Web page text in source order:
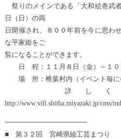
祭りのメインである「大和絵巻武
日（日）の両
日開催され、８００年前を今に思わ
な平家姫をご
覧になることができます。
日 程：１１月８日（金）～１０
場 所：椎葉村内（イベント毎に
詳しく
http://www.vill.shiiba.miyazaki.jp/cms/
─────────────────
■ 第３２回 宮崎県綾工芸まつり